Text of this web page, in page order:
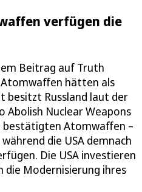
verfügen die
Beitrag auf Truth
Atomwaffen hätten als
besitzt Russland laut der
Nuclear Weapons
bestätigten Atomwaffen –
die USA demnach
Die USA investieren
die Modernisierung ihres